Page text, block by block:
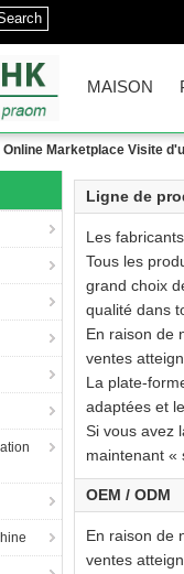
MAISON
Marketplace Visite
Ligne de
Les
Tous les
grand choix
qualité dans
En raison de
ventes
La plate-
adaptées et
Si vous avez
maintenant «
OEM / ODM
En raison de
ventes